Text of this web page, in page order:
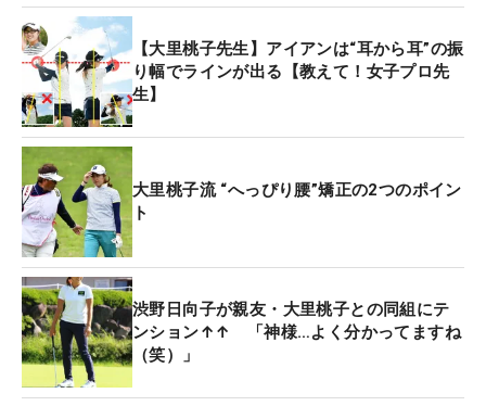
もうれしく思っています」と喜びを語った大里。
「オープンストリームさんとともに失敗を恐れずチ
ャレンジする姿勢で1年間を戦い、応援していただ
いている全ての方に恩返しができるよう頑張りたい
と思います！」とさらなる活躍を誓った。
【大里桃子先生】アイアンは“耳から耳”の振
り幅でラインが出る【教えて！女子プロ先
生】
大里桃子流 “へっぴり腰”矯正の2つのポイン
ト
渋野日向子が親友・大里桃子との同組にテ
ンション↑↑ 「神様…よく分かってますね
（笑）」